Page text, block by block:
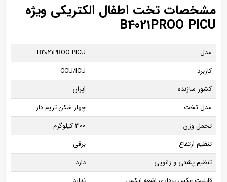
مشخصات تخت اطفال الکتریکی ویژه
B4021PROO PICU
مدل
B4021PROO PICU
کاربرد
CCU/ICU
کشور سازنده
ایران
مدل تخت
چهار شکن تریم دار
تحمل وزن
300 کیلوگرم
تنظیم ارتفاع
برقی
تنظیم پشتی و زانویی
دارد